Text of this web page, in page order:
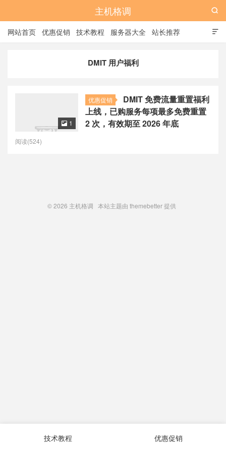
主机格调

网站首页 优惠促销 技术教程 服务器大全 站长推荐

DMIT 用户福利
优惠促销
DMIT 免费流量重置福利
上线，已购服务每项最多免费重置
2 次，有效期至 2026 年底
 1
阅读(524)
© 2026 主机格调 本站主题由 themebetter提供
技术教程 优惠促销